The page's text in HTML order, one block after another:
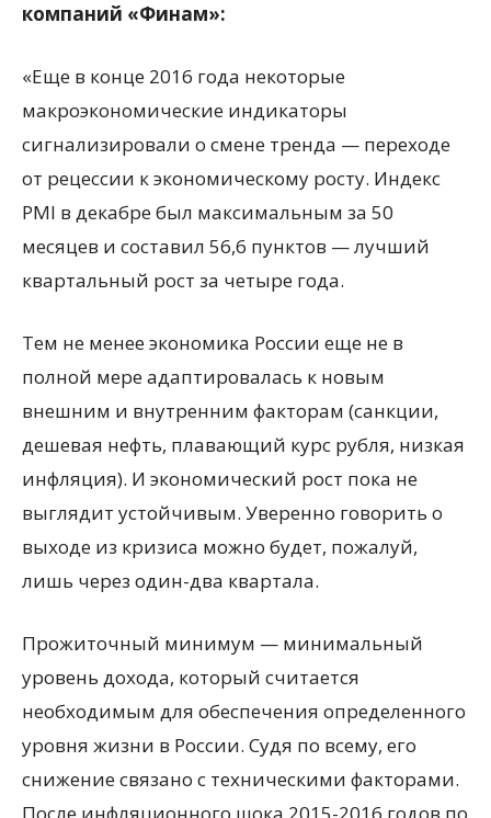
компаний «Финам»:
«Еще в конце 2016 года некоторые
макроэкономические индикаторы
сигнализировали о смене тренда — переходе
от рецессии к экономическому росту. Индекс
PMI в декабре был максимальным за 50
месяцев и составил 56,6 пунктов — лучший
квартальный рост за четыре года.
Тем не менее экономика России еще не в
полной мере адаптировалась к новым
внешним и внутренним факторам (санкции,
дешевая нефть, плавающий курс рубля, низкая
инфляция). И экономический рост пока не
выглядит устойчивым. Уверенно говорить о
выходе из кризиса можно будет, пожалуй,
лишь через один-два квартала.
Прожиточный минимум — минимальный
уровень дохода, который считается
необходимым для обеспечения определенного
уровня жизни в России. Судя по всему, его
снижение связано с техническими факторами.